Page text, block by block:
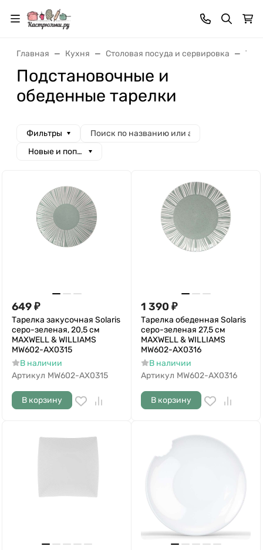
Главная Кухня Cтоловая посуда и сервировка
Подстановочные и
обеденные тарелки
Фильтры
Новые и популярные
649₽
Тарелка закусочная Solaris
серо-зеленая, 20,5 см
MAXWELL & WILLIAMS
MW602-AX0315
В наличии
Артикул MW602-AX0315
В корзину
1 390 ₽
Тарелка обеденная Solaris
серо-зеленая 27,5 см
MAXWELL & WILLIAMS
MW602-AX0316
В наличии
Артикул MW602-AX0316
В корзину